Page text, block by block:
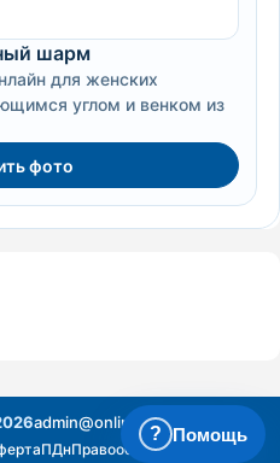
шарм
для женских
углом и венком из
фото
admin@online-efect.com
ПДнПравообладателям
? Помощь